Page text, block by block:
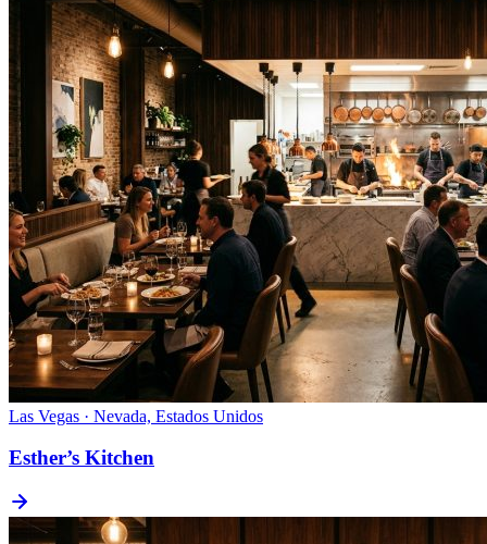
Las Vegas · Nevada, Estados Unidos
Esther’s Kitchen